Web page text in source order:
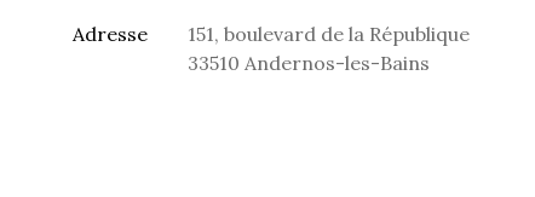
Adresse
151, boulevard de la République
33510 Andernos-les-Bains